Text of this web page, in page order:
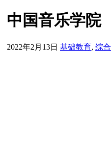
中国音乐学院
2022年2月13日 基础教育, 综合